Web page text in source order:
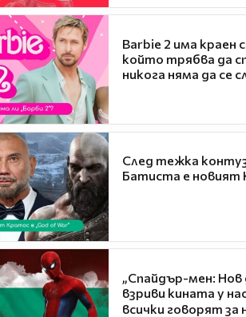
Barbie 2 има краен
който трябва да
никога няма да се
След тежка
Батиста е новият
„Спайдър-мен: Нов
взриви кината у
всички говорят за